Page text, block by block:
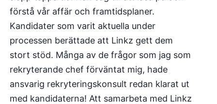
förstå vår affär och framtidsplaner.
Kandidater som varit aktuella under
processen berättade att Linkz gett dem
stort stöd. Många av de frågor som jag som
rekryterande chef förväntat mig, hade
ansvarig rekryteringskonsult redan klarat ut
med kandidaterna! Att samarbeta med Linkz